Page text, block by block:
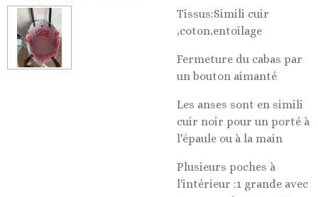
Tissus:Simili cuir
,coton,entoilage
Fermeture du cabas par
un bouton aimanté
Les anses sont en simili
cuir noir pour un porté à
l'épaule ou à la main
Plusieurs poches à
l'intérieur :1 grande avec